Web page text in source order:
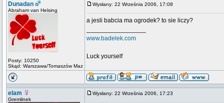
Dunadan
Abraham van Helsing
Posty: 10250
Skąd: Warszawa/Tomaszów Maz
Wysłany: 22 Września 2006, 17:08
a jesli babcia ma ogrodek? to sie liczy?
www.badelek.com
Luck yourself
elam
Gremlinek
Wysłany: 22 Września 2006, 17:23